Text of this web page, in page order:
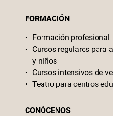
FORMACIÓN
Formación profesional
Cursos regulares para
y niños
Cursos intensivos de
Teatro para centros
CONÓCENOS